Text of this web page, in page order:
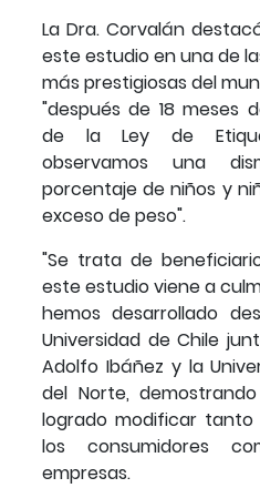
La Dra. Corvalán
este estudio en una de
más prestigiosas del
"después de 18 meses
de la Ley de
observamos una
porcentaje de niños y
exceso de peso".
"Se trata de
este estudio viene a
hemos desarrollado
Universidad de Chile
Adolfo Ibáñez y la
del Norte,
logrado modificar
los consumidores
empresas.